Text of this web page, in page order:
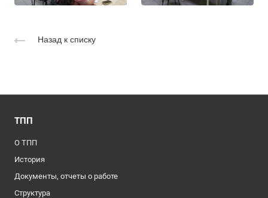
Назад к списку
ТПП
О ТПП
История
Документы, отчеты о работе
Структура